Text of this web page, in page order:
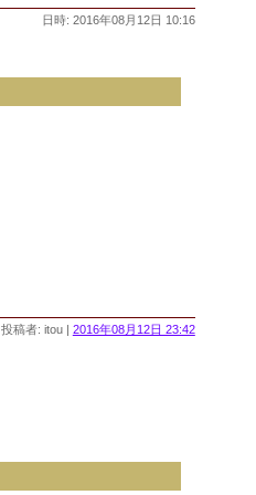
日時: 2016年08月12日 10:16
投稿者: itou | 2016年08月12日 23:42